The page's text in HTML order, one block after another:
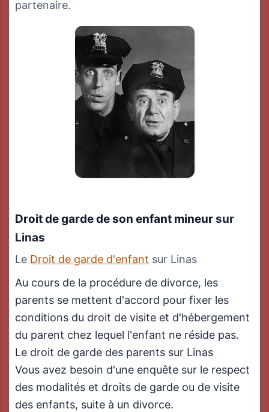
partenaire.
Droit de garde de son enfant mineursur
Linas
Le Droit de garde d'enfant sur Linas
Au cours de la procédure de divorce, les
parents se mettent d'accord pour fixer les
conditions du droit de visite et d'hébergement
du parent chez lequel l'enfant ne réside pas.
Le droit de garde des parents sur Linas
Vous avez besoin d'une enquête sur le respect
des modalités et droits de garde ou de visite
des enfants, suite à un divorce.